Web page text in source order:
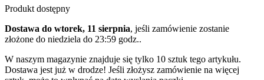
Produkt dostępny
Dostawa do wtorek, 11 sierpnia, jeśli zamówienie zostanie
złożone do niedziela do 23:59 godz..
W naszym magazynie znajduje się tylko 10 sztuk tego artykułu.
Dostawa jest już w drodze! Jeśli złożysz zamówienie na więcej